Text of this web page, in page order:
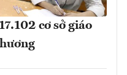
cơ sở giáo